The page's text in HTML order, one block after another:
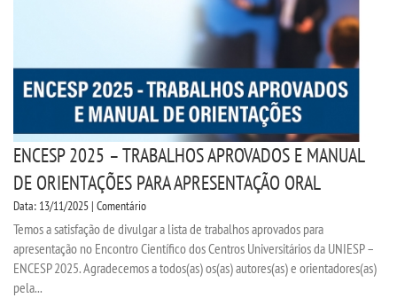
ENCESP 2025 – TRABALHOS APROVADOS E MANUAL
DE ORIENTAÇÕES PARA APRESENTAÇÃO ORAL
Data: 13/11/2025 | Comentário
Temos a satisfação de divulgar a lista de trabalhos aprovados para
apresentação no Encontro Científico dos Centros Universitários da UNIESP –
ENCESP 2025. Agradecemos a todos(as) os(as) autores(as) e orientadores(as)
pela...